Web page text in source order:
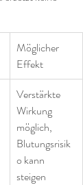
Möglicher
Effekt
Verstärkte
Wirkung
möglich,
Blutungsrisik
o kann
steigen